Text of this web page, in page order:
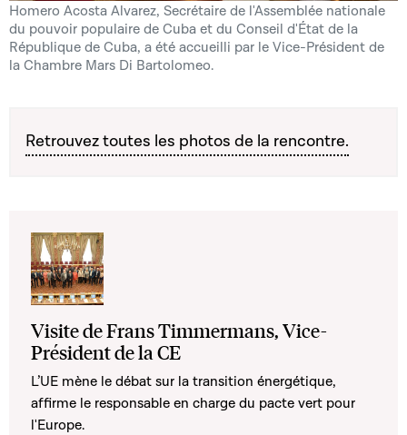
Homero Acosta Alvarez, Secrétaire de l'Assemblée nationale
du pouvoir populaire de Cuba et du Conseil d'État de la
République de Cuba, a été accueilli par le Vice-Président de
la Chambre Mars Di Bartolomeo.
Retrouvez toutes les photos de la rencontre.
Visite de Frans Timmermans, Vice-
Président de la CE
L’UE mène le débat sur la transition énergétique,
affirme le responsable en charge du pacte vert pour
l'Europe.